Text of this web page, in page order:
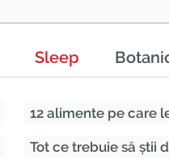
Sleep
12 alimente pe care
Tot ce trebuie să știi